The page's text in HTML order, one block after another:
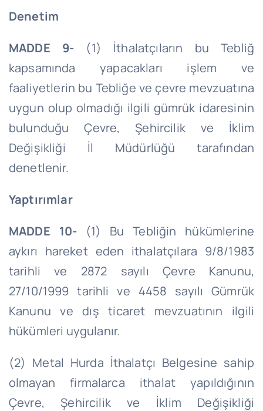
Denetim
MADDE 9- (1) İthalatçıların bu Tebliğ
kapsamında yapacakları işlem ve
faaliyetlerin bu Tebliğe ve çevre mevzuatına
uygun olup olmadığı ilgili gümrük idaresinin
bulunduğu Çevre, Şehircilik ve İklim
Değişikliği İl Müdürlüğü tarafından
denetlenir.
Yaptırımlar
MADDE 10- (1) Bu Tebliğin hükümlerine
aykırı hareket eden ithalatçılara 9/8/1983
tarihli ve 2872 sayılı Çevre Kanunu,
27/10/1999 tarihli ve 4458 sayılı Gümrük
Kanunu ve dış ticaret mevzuatının ilgili
hükümleri uygulanır.
(2) Metal Hurda İthalatçı Belgesine sahip
olmayan firmalarca ithalat yapıldığının
Çevre, Şehircilik ve İklim Değişikliği